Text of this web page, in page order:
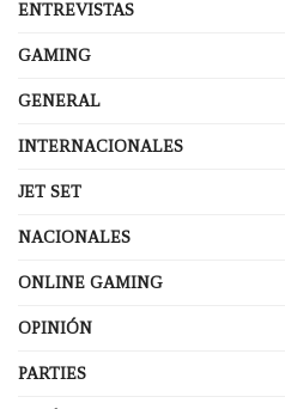
ENTREVISTAS
GAMING
GENERAL
INTERNACIONALES
JET SET
NACIONALES
ONLINE GAMING
OPINIÓN
PARTIES